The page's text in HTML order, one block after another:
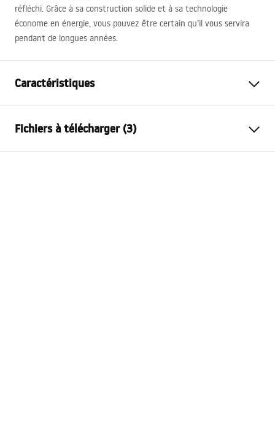
réfléchi. Grâce à sa construction solide et à sa technologie
économe en énergie, vous pouvez être certain qu’il vous servira
pendant de longues années.
Caractéristiques
Largeur
Profondeur
20mm
Fichiers à télécharger (3)